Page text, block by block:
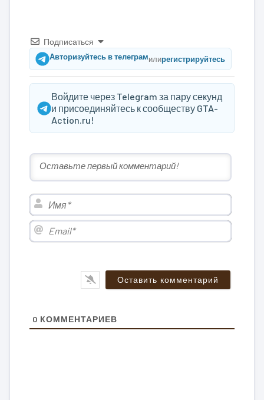
Подписаться
Авторизуйтесь в телеграмилирегистрируйтесь
Войдите через Telegram за пару секунд
и присоединяйтесь к сообществу GTA-
Action.ru!
Имя*
Email*
0 КОММЕНТАРИЕВ